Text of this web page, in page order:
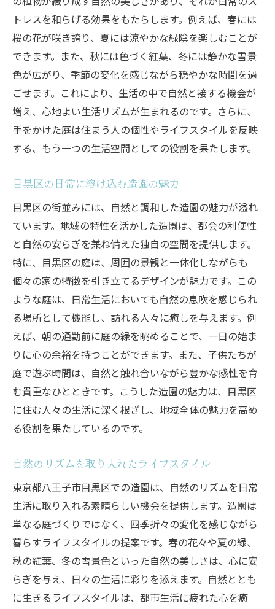
トレスを和らげる効果をもたらします。例えば、春には
桜の花が咲き誇り、夏には涼やかな緑陰を楽しむことが
できます。また、秋には色づく紅葉、冬には静かな雪景
色が広がり、季節の変化を感じながら穏やかな時間を過
ごせます。これにより、生活の中で自然と接する機会が
増え、心地よい生活リズムが生まれるのです。さらに、
手をかけた庭は住まう人の個性やライフスタイルを反映
する、もう一つの生活空間としての役割を果たします。
目黒区の日常に溶け込む造園の魅力
目黒区の街並みには、自然と調和した造園の魅力が溢れ
ています。地域の特性を活かした造園は、都会の利便性
と自然の安らぎを兼ね備えた独自の空間を提供します。
特に、目黒区の庭は、周囲の景観と一体化しながらも
個々の家の特徴を引き立てるデザインが魅力です。この
ような庭は、日常生活においても自然の息吹を感じられ
る場所として機能し、訪れる人々に癒しを与えます。例
えば、朝の通勤前に庭の緑を眺めることで、一日の始ま
りに心の余裕を持つことができます。また、子供たちが
庭で遊ぶ時間は、自然と触れ合いながら豊かな感性を育
む貴重なひとときです。こうした造園の魅力は、目黒区
に住む人々の生活に深く根ざし、地域全体の魅力を高め
る役割を果たしているのです。
自然のリズムを取り入れたライフスタイル
東京都八王子市目黒区での造園は、自然のリズムを日常
生活に取り入れる素晴らしい機会を提供します。造園は
単なる庭づくりではなく、四季折々の変化を感じながら
暮らすライフスタイルの提案です。春の花々や夏の緑、
秋の紅葉、冬の雪景色といった自然の美しさは、心に安
らぎを与え、日々の生活に彩りを添えます。自然ととも
に生きるライフスタイルは、都市生活に疲れた心を癒